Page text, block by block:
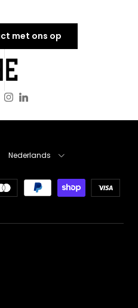
met ons op
Instagram
LinkedIn
Nederlands